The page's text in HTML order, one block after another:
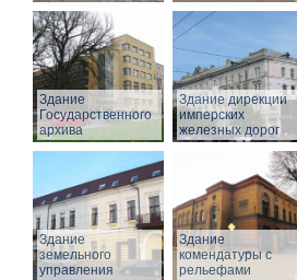
Здание
Государственного
архива
Здание дирекции
имперских
железных дорог
Здание
земельного
управления
Здание
комендатуры с
рельефами